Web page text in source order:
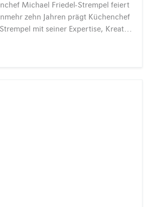
Michael Friedel-Strempel feiert
zehn Jahren prägt Küchenchef
Michael Friedel-Strempel mit seiner Expertise, Kreativität und klaren Haltung die Küche im INSELHOTEL Potsdam. Sein Jubiläum ist nicht nur ein Anlass zur…